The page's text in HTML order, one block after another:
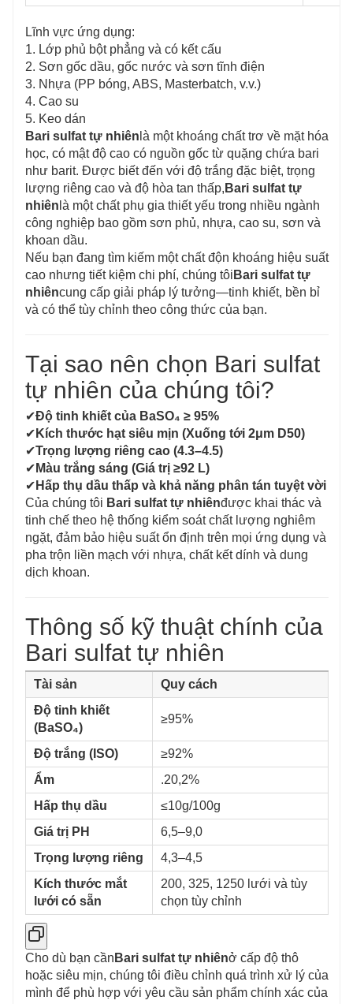
Lĩnh vực ứng dụng:
1. Lớp phủ bột phẳng và có kết cấu
2. Sơn gốc dầu, gốc nước và sơn tĩnh điện
3. Nhựa (PP bóng, ABS, Masterbatch, v.v.)
4. Cao su
5. Keo dán
Bari sulfat tự nhiên là một khoáng chất trơ về mặt hóa
học, có mật độ cao có nguồn gốc từ quặng chứa bari
như barit. Được biết đến với độ trắng đặc biệt, trọng
lượng riêng cao và độ hòa tan thấp, Bari sulfat tự
nhiên là một chất phụ gia thiết yếu trong nhiều ngành
công nghiệp bao gồm sơn phủ, nhựa, cao su, sơn và
khoan dầu.
Nếu bạn đang tìm kiếm một chất độn khoáng hiệu suất
cao nhưng tiết kiệm chi phí, chúng tôi Bari sulfat tự
nhiêncung cấp giải pháp lý tưởng—tinh khiết, bền bỉ
và có thể tùy chỉnh theo công thức của bạn.
Tại sao nên chọn Bari sulfat
tự nhiên của chúng tôi?
✔Độ tinh khiết của BaSO₄ ≥ 95%
✔ Kích thước hạt siêu mịn (Xuống tới 2μm D50)
✔Trọng lượng riêng cao (4.3–4.5)
✔ Màu trắng sáng (Giá trị ≥92 L)
✔ Hấp thụ dầu thấp và khả năng phân tán tuyệt vời
Của chúng tôi Bari sulfat tự nhiênđược khai thác và
tinh chế theo hệ thống kiểm soát chất lượng nghiêm
ngặt, đảm bảo hiệu suất ổn định trên mọi ứng dụng và
pha trộn liền mạch với nhựa, chất kết dính và dung
dịch khoan.
Thông số kỹ thuật chính của
Bari sulfat tự nhiên
Tài sản
Quy cách
Độ tinh khiết
(BaSO₄)
≥95%
Độ trắng (ISO)
≥92%
Ẩm
.20,2%
Hấp thụ dầu
≤10g/100g
Giá trị PH
6,5–9,0
Trọng lượng riêng
4,3–4,5
Kích thước mắt
lưới có sẵn
200, 325, 1250 lưới và tùy
chọn tùy chỉnh
Cho dù bạn cần Bari sulfat tự nhiênở cấp độ thô
hoặc siêu mịn, chúng tôi điều chỉnh quá trình xử lý của
mình để phù hợp với yêu cầu sản phẩm chính xác của